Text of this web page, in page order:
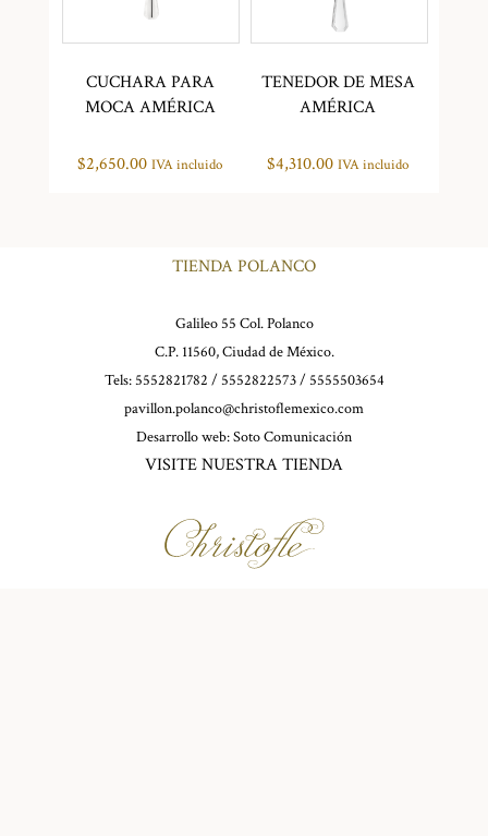
CUCHARA PARA
MOCA AMÉRICA
$2,650.00 IVA incluido
TENEDOR DE MESA
AMÉRICA
$4,310.00 IVA incluido
TIENDA POLANCO
Galileo 55 Col. Polanco
C.P. 11560, Ciudad de México.
Tels: 5552821782 / 5552822573 / 5555503654
pavillon.polanco@christoflemexico.com
Desarrollo web:Soto Comunicación
VISITE NUESTRA TIENDA